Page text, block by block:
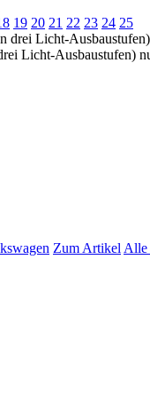
19 20 21 22 23 24 25
Licht-Ausbaustufen)
Zum Artikel Alle